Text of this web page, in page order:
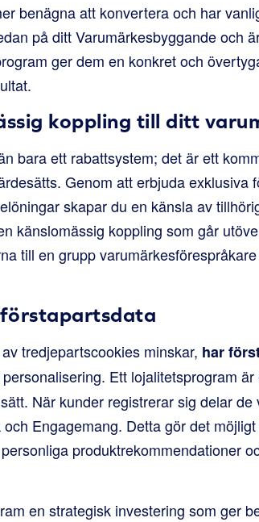
benägna att konvertera och har
på ditt Varumärkesbyggande och
ger dem en konkret och
koppling till ditt
bara ett rabattsystem; det är ett
Genom att erbjuda exklusiva
skapar du en känsla av
känslomässig koppling som går
till en grupp
tredjepartscookies minskar, har
Ett lojalitetsprogram
När kunder registrerar sig delar
Engagemang. Detta gör det
produktrekommendationer
en strategisk investering som ger